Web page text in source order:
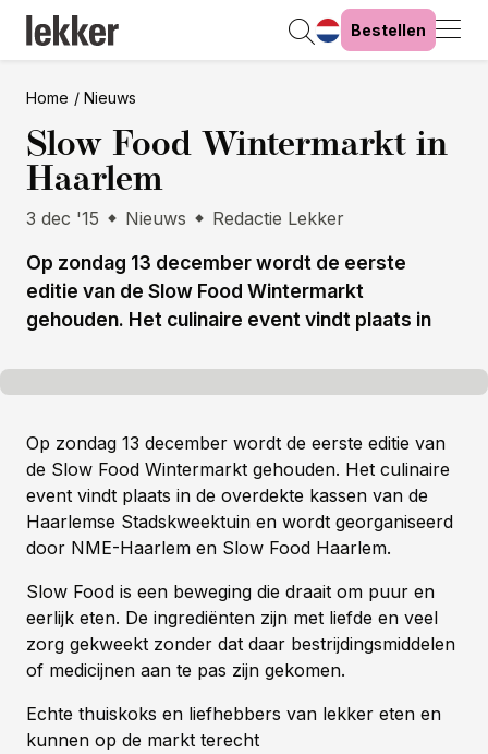
Bestellen
Home Nieuws
Slow Food Wintermarkt in
Haarlem
3 dec '15 Nieuws Redactie Lekker
Op zondag 13 december wordt de eerste
editie van de Slow Food Wintermarkt
gehouden. Het culinaire event vindt plaats in
Op zondag 13 december wordt de eerste editie van
de Slow Food Wintermarkt gehouden. Het culinaire
event vindt plaats in de overdekte kassen van de
Haarlemse Stadskweektuin en wordt georganiseerd
door NME-Haarlem en Slow Food Haarlem.
Slow Food is een beweging die draait om puur en
eerlijk eten. De ingrediënten zijn met liefde en veel
zorg gekweekt zonder dat daar bestrijdingsmiddelen
of medicijnen aan te pas zijn gekomen.
Echte thuiskoks en liefhebbers van lekker eten en
kunnen op de markt terecht